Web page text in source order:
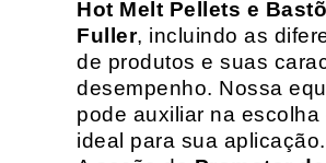
Hot Melt Pellets e
Fuller, incluindo as
de produtos e suas
desempenho. Nossa
pode auxiliar na escolha
ideal para sua aplicação.